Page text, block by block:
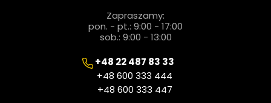
Zapraszamy:
pon. - pt.: 9:00 - 17:00
sob.: 9:00 - 13:00
+48 22 487 83 33
+48 600 333 444
+48 600 333 447